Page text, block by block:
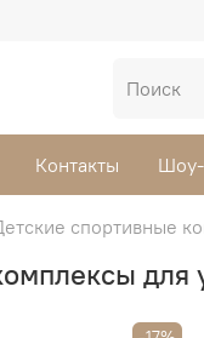
Контакты
спортивные
для